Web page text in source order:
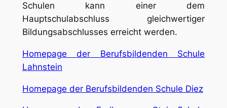
Schulen kann einer dem
Hauptschulabschluss gleichwertiger
Bildungsabschlusses erreicht werden.
Homepage der Berufsbildenden Schule
Lahnstein
Homepage der Berufsbildenden Schule Diez